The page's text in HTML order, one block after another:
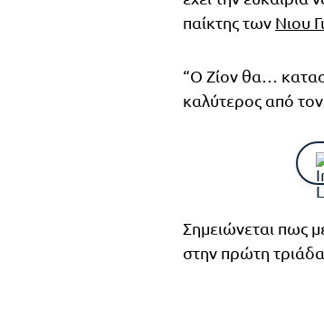
παίκτης των Νιου
“Ο Ζίον θα…
καλύτερος από
Σημειώνεται πως
στην πρώτη